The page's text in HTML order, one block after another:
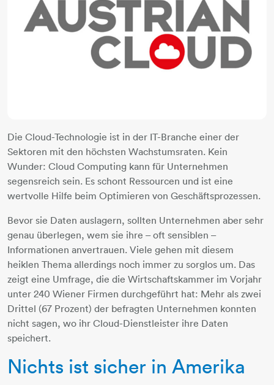
Die Cloud-Technologie ist in der IT-Branche einer der
Sektoren mit den höchsten Wachstumsraten. Kein
Wunder: Cloud Computing kann für Unternehmen
segensreich sein. Es schont Ressourcen und ist eine
wertvolle Hilfe beim Optimieren von Geschäftsprozessen.
Bevor sie Daten auslagern, sollten Unternehmen aber sehr
genau überlegen, wem sie ihre – oft sensiblen –
Informationen anvertrauen. Viele gehen mit diesem
heiklen Thema allerdings noch immer zu sorglos um. Das
zeigt eine Umfrage, die die Wirtschaftskammer im Vorjahr
unter 240 Wiener Firmen durchgeführt hat: Mehr als zwei
Drittel (67 Prozent) der befragten Unternehmen konnten
nicht sagen, wo ihr Cloud-Dienstleister ihre Daten
speichert.
Nichts ist sicher in Amerika